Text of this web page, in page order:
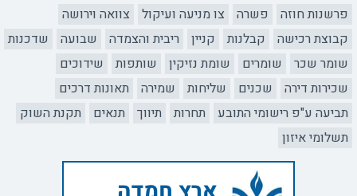
פרשנות חוזה
פשרה צו מניעה ועיקול
צוואה וירושה
קבוצת רכישה
קבלנות קניין ריבית והצמדה שבועה
שדכנות
שומר שכר
שומרים שומת נזיקין שותפות
שידוכים
שכירות דירה
שכנים שליחות שמירה
תאונות דרכים
תביעה ע"פ רישומי התובע
תחרות תיווך תנאים
תקנת השוק
תשלומי איזון